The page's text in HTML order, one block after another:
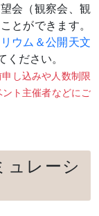
会（観察会、観
とができます。
ウム＆公開天文
ださい。
し込みや人数制限
ト主催者などにご
ュレーシ